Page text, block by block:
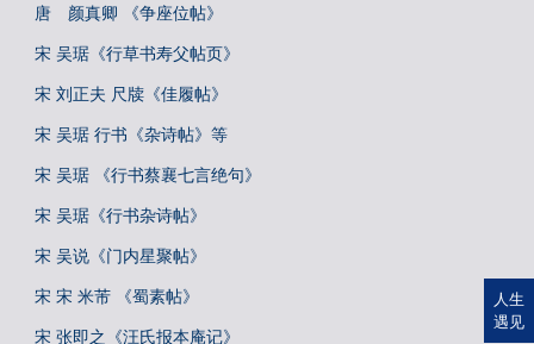
唐 颜真卿 《争座位帖》
宋 吴琚《行草书寿父帖页》
宋 刘正夫 尺牍《佳履帖》
宋 吴琚 行书《杂诗帖》等
宋 吴琚 《行书蔡襄七言绝句》
宋 吴琚《行书杂诗帖》
宋 吴说《门内星聚帖》
宋 宋 米芾 《蜀素帖》
宋 张即之《汪氏报本庵记》
人生
遇见